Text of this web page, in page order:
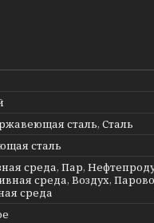
сталь, Сталь
сталь
среда, Пар,
среда, Воздух,
среда